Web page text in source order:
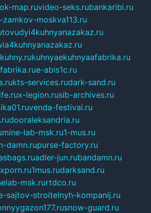
map.ruvideo-seks.rubankaribi.ru
moskva113.ru
tovudyi4kuhnyanazakaz.ru
kuhnyaekuhnyaafabrika.ru
e-abis1c.ru
kts-services.rudark-sand.ru
x-legion.rusib-archives.ru
venda-festival.ru
dooraleksandria.ru
mine-lab-msk.ru1-mus.ru
damn.rupurse-factory.ru
adler-jun.rubandamn.ru
1mus.rudarksand.ru
msk.rurtdco.ru
sajtov-stroitelnyh-kompanij.ru
snow-guard.ru